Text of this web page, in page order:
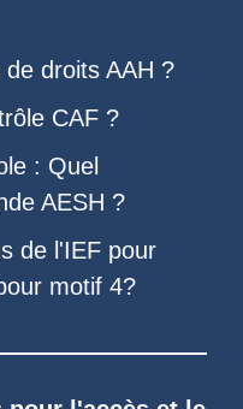
de droits AAH ?
CAF ?
: Quel
AESH ?
de l'IEF pour
motif 4?